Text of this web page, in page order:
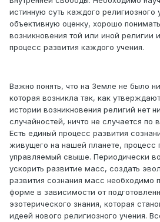
истинную суть каждого религиозного
объективную оценку, хорошо
возникновения той или иной религии
процесс развития каждого учения.
Важно понять, что на Земле не было
которая возникла так, как
истории возникновения религий нет
случайностей, ничто не случается по
Есть единый процесс развития
живущего на нашей планете, процесс
управляемый свыше. Периодически
ускорить развитие масс, создать
развития сознания масс необходимо
форме в зависимости от
эзотерического знания, которая
идеей нового религиозного учения.